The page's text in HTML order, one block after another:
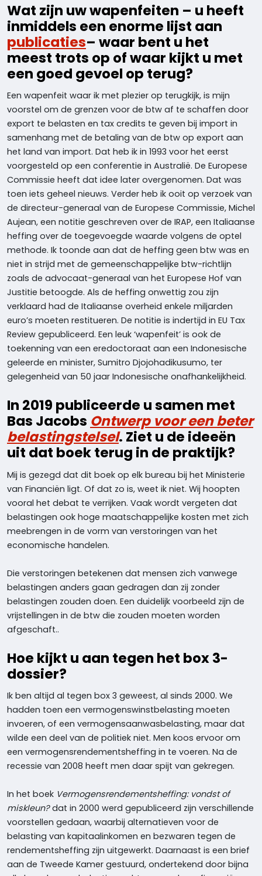
Wat zijn uw wapenfeiten – u heeft
inmiddels een enorme lijst aan
publicaties– waar bent u het
meest trots op of waar kijkt u met
een goed gevoel op terug?
Een wapenfeit waar ik met plezier op terugkijk, is mijn
voorstel om de grenzen voor de btw af te schaffen door
export te belasten en tax credits te geven bij import in
samenhang met de betaling van de btw op export aan
het land van import. Dat heb ik in 1993 voor het eerst
voorgesteld op een conferentie in Australië. De Europese
Commissie heeft dat idee later overgenomen. Dat was
toen iets geheel nieuws. Verder heb ik ooit op verzoek van
de directeur-generaal van de Europese Commissie, Michel
Aujean, een notitie geschreven over de IRAP, een Italiaanse
heffing over de toegevoegde waarde volgens de optel
methode. Ik toonde aan dat de heffing geen btw was en
niet in strijd met de gemeenschappelijke btw-richtlijn
zoals de advocaat-generaal van het Europese Hof van
Justitie betoogde. Als de heffing onwettig zou zijn
verklaard had de Italiaanse overheid enkele miljarden
euro’s moeten restitueren. De notitie is indertijd in EU Tax
Review gepubliceerd. Een leuk ‘wapenfeit’ is ook de
toekenning van een eredoctoraat aan een Indonesische
geleerde en minister, Sumitro Djojohadikusumo, ter
gelegenheid van 50 jaar Indonesische onafhankelijkheid.
In 2019 publiceerde u samen met
Bas Jacobs Ontwerp voor een beter
belastingstelsel. Ziet u de ideeën
uit dat boek terug in de praktijk?
Mij is gezegd dat dit boek op elk bureau bij het Ministerie
van Financiën ligt. Of dat zo is, weet ik niet. Wij hoopten
vooral het debat te verrijken. Vaak wordt vergeten dat
belastingen ook hoge maatschappelijke kosten met zich
meebrengen in de vorm van verstoringen van het
economische handelen.
Die verstoringen betekenen dat mensen zich vanwege
belastingen anders gaan gedragen dan zij zonder
belastingen zouden doen. Een duidelijk voorbeeld zijn de
vrijstellingen in de btw die zouden moeten worden
afgeschaft..
Hoe kijkt u aan tegen het box 3-
dossier?
Ik ben altijd al tegen box 3 geweest, al sinds 2000. We
hadden toen een vermogenswinstbelasting moeten
invoeren, of een vermogensaanwasbelasting, maar dat
wilde een deel van de politiek niet. Men koos ervoor om
een vermogensrendementsheffing in te voeren. Na de
recessie van 2008 heeft men daar spijt van gekregen.
In het boek Vermogensrendementsheffing: vondst of
miskleun?dat in 2000 werd gepubliceerd zijn verschillende
voorstellen gedaan, waarbij alternatieven voor de
belasting van kapitaalinkomen en bezwaren tegen de
rendementsheffing zijn uitgewerkt. Daarnaast is een brief
aan de Tweede Kamer gestuurd, ondertekend door bijna